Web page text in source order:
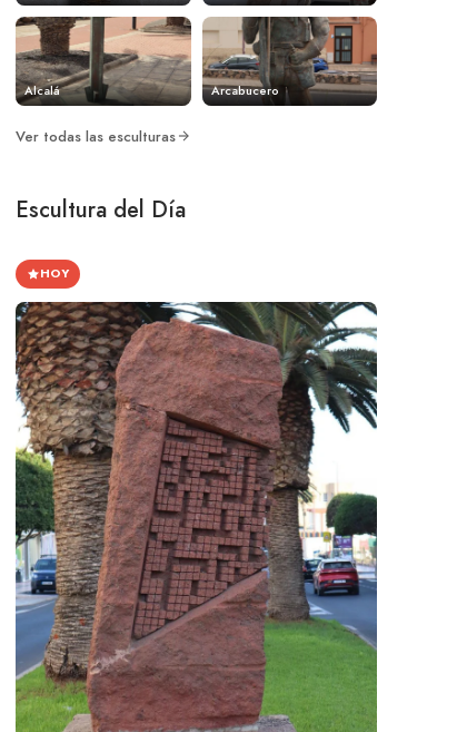
Alcalá Arcabucero
Ver todas las esculturas
Escultura del Día
HOY